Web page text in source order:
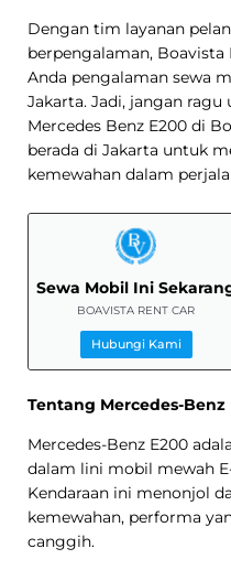
Dengan tim layanan
berpengalaman,
Anda pengalaman sewa
Jakarta. Jadi, jangan
Mercedes Benz E200 di
berada di Jakarta untuk
kemewahan dalam
Sewa Mobil Ini
BOAVISTA RENT CAR
Hubungi Kami
Tentang Mercedes-Benz
Mercedes-Benz E200
dalam lini mobil mewah
Kendaraan ini menonjol
kemewahan, performa
canggih.